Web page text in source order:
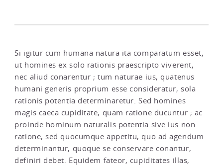
Si igitur cum humana natura ita comparatum esset,
ut homines ex solo rationis praescripto viverent,
nec aliud conarentur ; tum naturae ius, quatenus
humani generis proprium esse consideratur, sola
rationis potentia determinaretur. Sed homines
magis caeca cupiditate, quam ratione ducuntur ; ac
proinde hominum naturalis potentia sive ius non
ratione, sed quocumque appetitu, quo ad agendum
determinantur, quoque se conservare conantur,
definiri debet. Equidem fateor, cupiditates illas,